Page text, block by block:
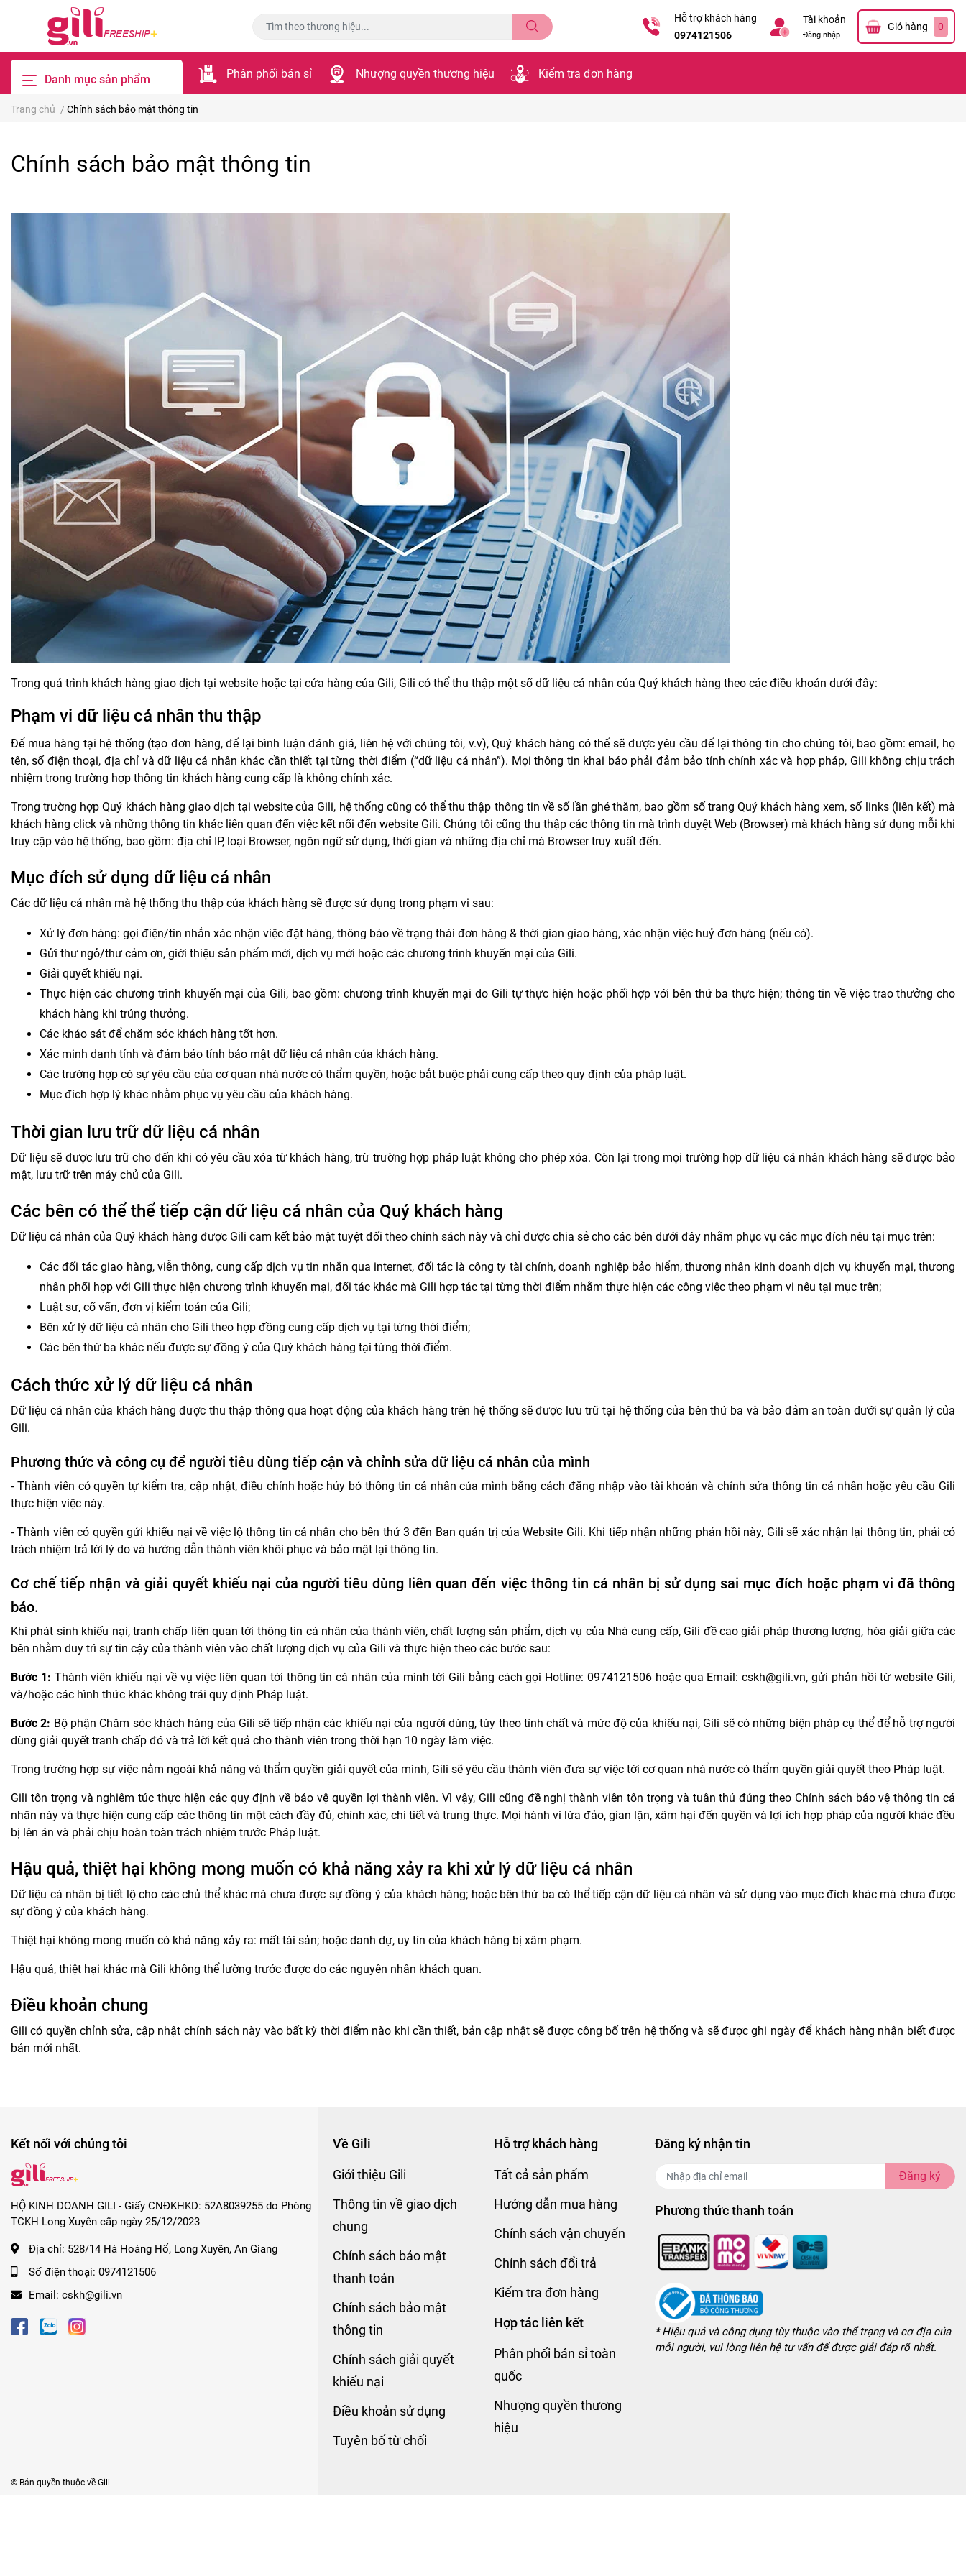
Hỗ trợ khách hàng
0974121506
Tài khoản
Đăng nhập
Giỏ hàng 0
Danh mục sản phẩm Phân phối bán sỉ Nhượng quyền thương hiệu Kiểm tra đơn hàng
Trang chủ / Chính sách bảo mật thông tin
Chính sách bảo mật thông tin
Trong quá trình khách hàng giao dịch tại website hoặc tại cửa hàng của Gili, Gili có thể thu thập một số dữ liệu cá nhân của Quý khách hàng theo các điều khoản dưới đây:
Phạm vi dữ liệu cá nhân thu thập
Để mua hàng tại hệ thống (tạo đơn hàng, để lại bình luận đánh giá, liên hệ với chúng tôi, v.v), Quý khách hàng có thể sẽ được yêu cầu để lại thông tin cho chúng tôi, bao gồm: email, họ
tên, số điện thoại, địa chỉ và dữ liệu cá nhân khác cần thiết tại từng thời điểm (“dữ liệu cá nhân”). Mọi thông tin khai báo phải đảm bảo tính chính xác và hợp pháp, Gili không chịu trách
nhiệm trong trường hợp thông tin khách hàng cung cấp là không chính xác.
Trong trường hợp Quý khách hàng giao dịch tại website của Gili, hệ thống cũng có thể thu thập thông tin về số lần ghé thăm, bao gồm số trang Quý khách hàng xem, số links (liên kết) mà
khách hàng click và những thông tin khác liên quan đến việc kết nối đến website Gili. Chúng tôi cũng thu thập các thông tin mà trình duyệt Web (Browser) mà khách hàng sử dụng mỗi khi
truy cập vào hệ thống, bao gồm: địa chỉ IP, loại Browser, ngôn ngữ sử dụng, thời gian và những địa chỉ mà Browser truy xuất đến.
Mục đích sử dụng dữ liệu cá nhân
Các dữ liệu cá nhân mà hệ thống thu thập của khách hàng sẽ được sử dụng trong phạm vi sau:
Xử lý đơn hàng: gọi điện/tin nhắn xác nhận việc đặt hàng, thông báo về trạng thái đơn hàng & thời gian giao hàng, xác nhận việc huỷ đơn hàng (nếu có).
Gửi thư ngỏ/thư cảm ơn, giới thiệu sản phẩm mới, dịch vụ mới hoặc các chương trình khuyến mại của Gili.
Giải quyết khiếu nại.
Thực hiện các chương trình khuyến mại của Gili, bao gồm: chương trình khuyến mại do Gili tự thực hiện hoặc phối hợp với bên thứ ba thực hiện; thông tin về việc trao thưởng cho
khách hàng khi trúng thưởng.
Các khảo sát để chăm sóc khách hàng tốt hơn.
Xác minh danh tính và đảm bảo tính bảo mật dữ liệu cá nhân của khách hàng.
Các trường hợp có sự yêu cầu của cơ quan nhà nước có thẩm quyền, hoặc bắt buộc phải cung cấp theo quy định của pháp luật.
Mục đích hợp lý khác nhằm phục vụ yêu cầu của khách hàng.
Thời gian lưu trữ dữ liệu cá nhân
Dữ liệu sẽ được lưu trữ cho đến khi có yêu cầu xóa từ khách hàng, trừ trường hợp pháp luật không cho phép xóa. Còn lại trong mọi trường hợp dữ liệu cá nhân khách hàng sẽ được bảo
mật, lưu trữ trên máy chủ của Gili.
Các bên có thể thể tiếp cận dữ liệu cá nhân của Quý khách hàng
Dữ liệu cá nhân của Quý khách hàng được Gili cam kết bảo mật tuyệt đối theo chính sách này và chỉ được chia sẻ cho các bên dưới đây nhằm phục vụ các mục đích nêu tại mục trên:
Các đối tác giao hàng, viễn thông, cung cấp dịch vụ tin nhắn qua internet, đối tác là công ty tài chính, doanh nghiệp bảo hiểm, thương nhân kinh doanh dịch vụ khuyến mại, thương
nhân phối hợp với Gili thực hiện chương trình khuyến mại, đối tác khác mà Gili hợp tác tại từng thời điểm nhằm thực hiện các công việc theo phạm vi nêu tại mục trên;
Luật sư, cố vấn, đơn vị kiểm toán của Gili;
Bên xử lý dữ liệu cá nhân cho Gili theo hợp đồng cung cấp dịch vụ tại từng thời điểm;
Các bên thứ ba khác nếu được sự đồng ý của Quý khách hàng tại từng thời điểm.
Cách thức xử lý dữ liệu cá nhân
Dữ liệu cá nhân của khách hàng được thu thập thông qua hoạt động của khách hàng trên hệ thống sẽ được lưu trữ tại hệ thống của bên thứ ba và bảo đảm an toàn dưới sự quản lý của
Gili.
Phương thức và công cụ để người tiêu dùng tiếp cận và chỉnh sửa dữ liệu cá nhân của mình
- Thành viên có quyền tự kiểm tra, cập nhật, điều chỉnh hoặc hủy bỏ thông tin cá nhân của mình bằng cách đăng nhập vào tài khoản và chỉnh sửa thông tin cá nhân hoặc yêu cầu Gili
thực hiện việc này.
- Thành viên có quyền gửi khiếu nại về việc lộ thông tin cá nhân cho bên thứ 3 đến Ban quản trị của Website Gili. Khi tiếp nhận những phản hồi này, Gili sẽ xác nhận lại thông tin, phải có
trách nhiệm trả lời lý do và hướng dẫn thành viên khôi phục và bảo mật lại thông tin.
Cơ chế tiếp nhận và giải quyết khiếu nại của người tiêu dùng liên quan đến việc thông tin cá nhân bị sử dụng sai mục đích hoặc phạm vi đã thông
báo.
Khi phát sinh khiếu nại, tranh chấp liên quan tới thông tin cá nhân của thành viên, chất lượng sản phẩm, dịch vụ của Nhà cung cấp, Gili đề cao giải pháp thương lượng, hòa giải giữa các
bên nhằm duy trì sự tin cậy của thành viên vào chất lượng dịch vụ của Gili và thực hiện theo các bước sau:
Bước 1: Thành viên khiếu nại về vụ việc liên quan tới thông tin cá nhân của mình tới Gili bằng cách gọi Hotline: 0974121506 hoặc qua Email: cskh@gili.vn, gửi phản hồi từ website Gili,
và/hoặc các hình thức khác không trái quy định Pháp luật.
Bước 2: Bộ phận Chăm sóc khách hàng của Gili sẽ tiếp nhận các khiếu nại của người dùng, tùy theo tính chất và mức độ của khiếu nại, Gili sẽ có những biện pháp cụ thể để hỗ trợ người
dùng giải quyết tranh chấp đó và trả lời kết quả cho thành viên trong thời hạn 10 ngày làm việc.
Trong trường hợp sự việc nằm ngoài khả năng và thẩm quyền giải quyết của mình, Gili sẽ yêu cầu thành viên đưa sự việc tới cơ quan nhà nước có thẩm quyền giải quyết theo Pháp luật.
Gili tôn trọng và nghiêm túc thực hiện các quy định về bảo vệ quyền lợi thành viên. Vì vậy, Gili cũng đề nghị thành viên tôn trọng và tuân thủ đúng theo Chính sách bảo vệ thông tin cá
nhân này và thực hiện cung cấp các thông tin một cách đầy đủ, chính xác, chi tiết và trung thực. Mọi hành vi lừa đảo, gian lận, xâm hại đến quyền và lợi ích hợp pháp của người khác đều
bị lên án và phải chịu hoàn toàn trách nhiệm trước Pháp luật.
Hậu quả, thiệt hại không mong muốn có khả năng xảy ra khi xử lý dữ liệu cá nhân
Dữ liệu cá nhân bị tiết lộ cho các chủ thể khác mà chưa được sự đồng ý của khách hàng; hoặc bên thứ ba có thể tiếp cận dữ liệu cá nhân và sử dụng vào mục đích khác mà chưa được
sự đồng ý của khách hàng.
Thiệt hại không mong muốn có khả năng xảy ra: mất tài sản; hoặc danh dự, uy tín của khách hàng bị xâm phạm.
Hậu quả, thiệt hại khác mà Gili không thể lường trước được do các nguyên nhân khách quan.
Điều khoản chung
Gili có quyền chỉnh sửa, cập nhật chính sách này vào bất kỳ thời điểm nào khi cần thiết, bản cập nhật sẽ được công bố trên hệ thống và sẽ được ghi ngày để khách hàng nhận biết được
bản mới nhất.
Kết nối với chúng tôi
HỘ KINH DOANH GILI - Giấy CNĐKHKD: 52A8039255 do Phòng
TCKH Long Xuyên cấp ngày 25/12/2023
Địa chỉ: 528/14 Hà Hoàng Hổ, Long Xuyên, An Giang
Số điện thoại: 0974121506
Email: cskh@gili.vn
Về Gili
Giới thiệu Gili
Thông tin về giao dịch
chung
Chính sách bảo mật
thanh toán
Chính sách bảo mật
thông tin
Chính sách giải quyết
khiếu nại
Điều khoản sử dụng
Tuyên bố từ chối
Hỗ trợ khách hàng
Tất cả sản phẩm
Hướng dẫn mua hàng
Chính sách vận chuyển
Chính sách đổi trả
Kiểm tra đơn hàng
Hợp tác liên kết
Phân phối bán sỉ toàn
quốc
Nhượng quyền thương
hiệu
Đăng ký nhận tin
Đăng ký
Phương thức thanh toán
* Hiệu quả và công dụng tùy thuộc vào thể trạng và cơ địa của
mỗi người, vui lòng liên hệ tư vấn để được giải đáp rõ nhất.
© Bản quyền thuộc về Gili